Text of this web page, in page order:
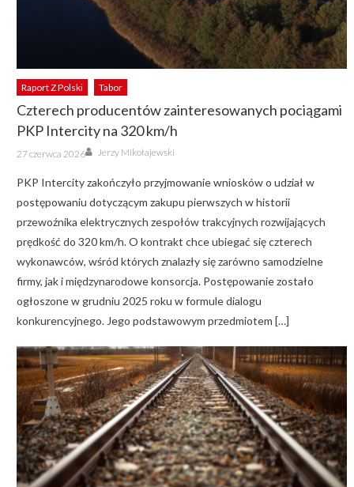
Raport Z Polski Tabor
Czterech producentów zainteresowanych pociągami
PKP Intercity na 320 km/h
Posted
on
27 czerwca 2026 Author
Jerzy Mikołajewski
PKP Intercity zakończyło przyjmowanie wniosków o udział w
postępowaniu dotyczącym zakupu pierwszych w historii
przewoźnika elektrycznych zespołów trakcyjnych rozwijających
prędkość do 320 km/h. O kontrakt chce ubiegać się czterech
wykonawców, wśród których znalazły się zarówno samodzielne
firmy, jak i międzynarodowe konsorcja. Postępowanie zostało
ogłoszone w grudniu 2025 roku w formule dialogu
konkurencyjnego. Jego podstawowym przedmiotem […]